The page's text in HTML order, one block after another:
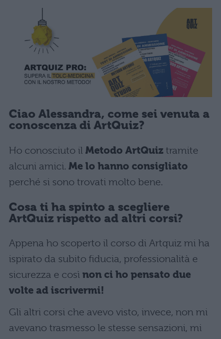
Ciao Alessandra, come sei venuta a
conoscenza di ArtQuiz?
Ho conosciuto il Metodo ArtQuiz tramite
alcuni amici. Me lo hanno consigliato
perché si sono trovati molto bene.
Cosa ti ha spinto a scegliere
ArtQuiz rispetto ad altri corsi?
Appena ho scoperto il corso di Artquiz mi ha
ispirato da subito fiducia, professionalità e
sicurezza e così non ci ho pensato due
volte ad iscrivermi!
Gli altri corsi che avevo visto, invece, non mi
avevano trasmesso le stesse sensazioni, mi